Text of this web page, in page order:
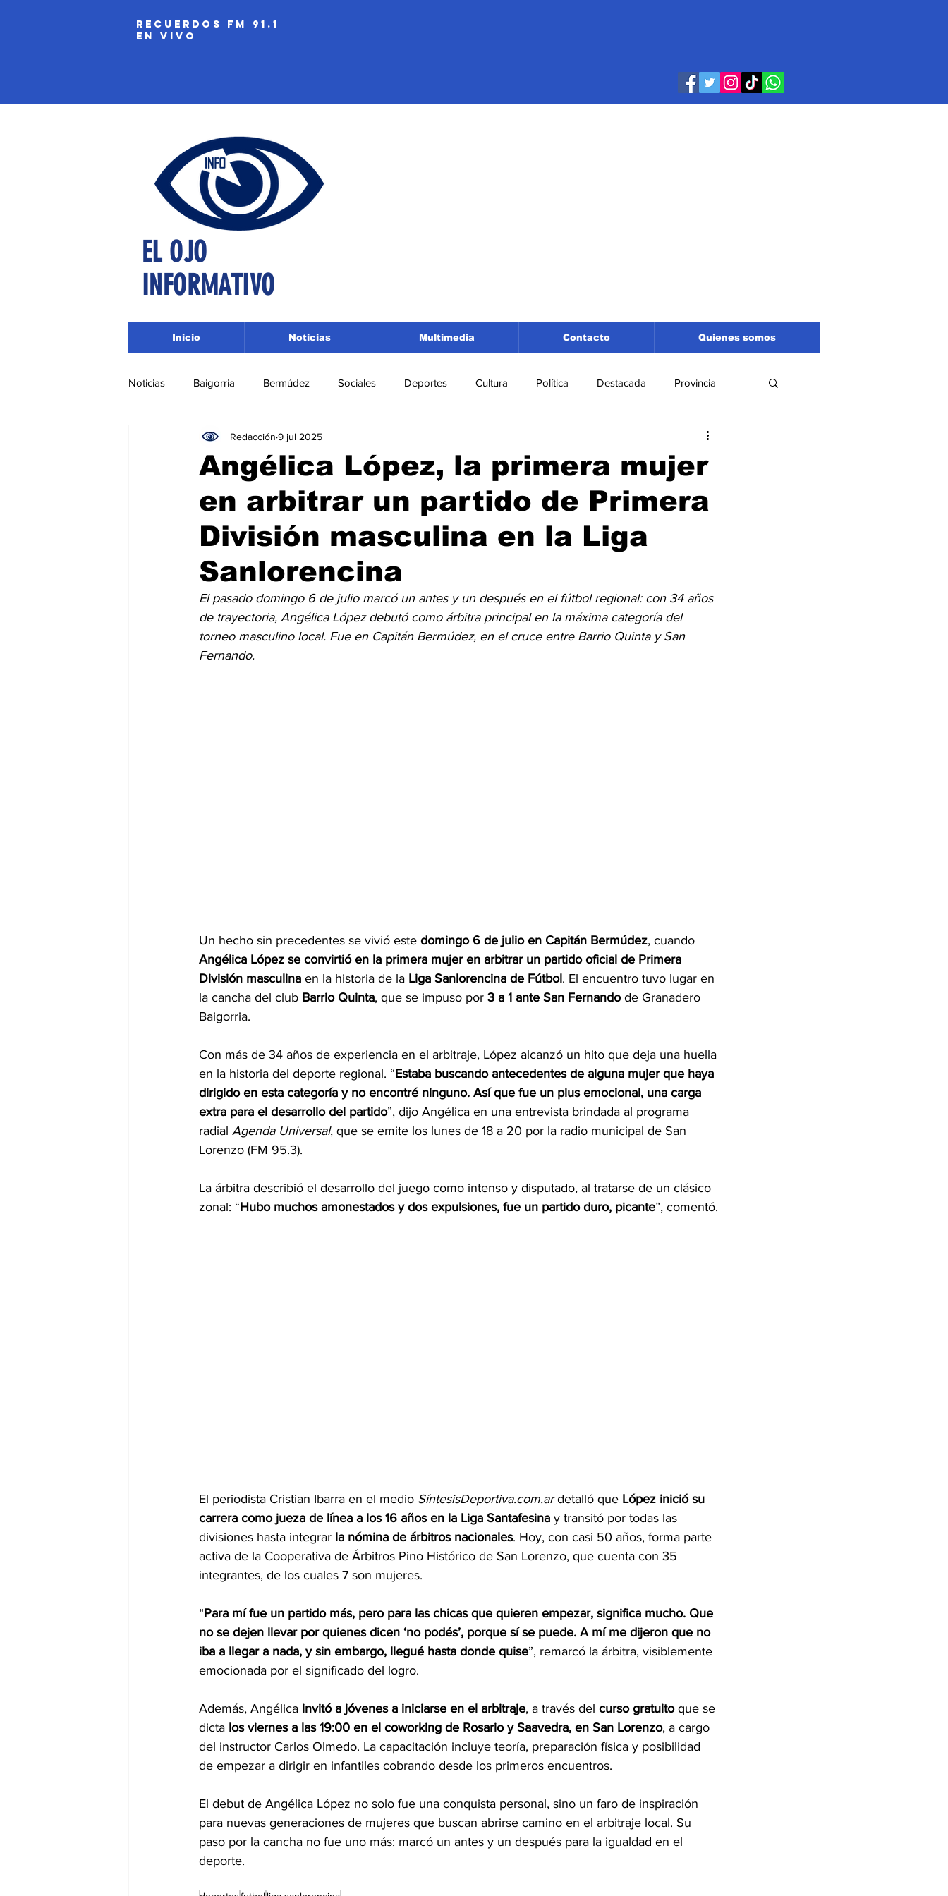
recuerdos fm 91.1
EN VIVO
EL OJO
INFORMATIVO
Inicio Noticias Multimedia Contacto Quienes somos
Noticias Baigorria Bermúdez Sociales Deportes Cultura Política Destacada Provincia
Nacionales Beltrán San Lorenzo Santa Fe
Roldán Departamento San Lorenzo Pujato Turismo Economía Liga Sanlorencina
Espectáculos
Medioambiente
Angélica López, la primera mujer
en arbitrar un partido de Primera
División masculina en la Liga
Sanlorencina
Redacción 9 jul 2025
El pasado domingo 6 de julio marcó un antes y un después en el fútbol regional: con 34 años
de trayectoria, Angélica López debutó como árbitra principal en la máxima categoría del
torneo masculino local. Fue en Capitán Bermúdez, en el cruce entre Barrio Quinta y San
Fernando.
Un hecho sin precedentes se vivió este domingo 6 de julio en Capitán Bermúdez, cuando
Angélica López se convirtió en la primera mujer en arbitrar un partido oficial de Primera
División masculina en la historia de la Liga Sanlorencina de Fútbol. El encuentro tuvo lugar en
la cancha del club Barrio Quinta, que se impuso por 3 a 1 ante San Fernando de Granadero
Baigorria.
Con más de 34 años de experiencia en el arbitraje, López alcanzó un hito que deja una huella
en la historia del deporte regional. “Estaba buscando antecedentes de alguna mujer que haya
dirigido en esta categoría y no encontré ninguno. Así que fue un plus emocional, una carga
extra para el desarrollo del partido”, dijo Angélica en una entrevista brindada al programa
radial Agenda Universal, que se emite los lunes de 18 a 20 por la radio municipal de San
Lorenzo (FM 95.3).
La árbitra describió el desarrollo del juego como intenso y disputado, al tratarse de un clásico
zonal: “Hubo muchos amonestados y dos expulsiones, fue un partido duro, picante”, comentó.
El periodista Cristian Ibarra en el medio SíntesisDeportiva.com.ar detalló que López inició su
carrera como jueza de línea a los 16 años en la Liga Santafesina y transitó por todas las
divisiones hasta integrar la nómina de árbitros nacionales. Hoy, con casi 50 años, forma parte
activa de la Cooperativa de Árbitros Pino Histórico de San Lorenzo, que cuenta con 35
integrantes, de los cuales 7 son mujeres.
“Para mí fue un partido más, pero para las chicas que quieren empezar, significa mucho. Que
no se dejen llevar por quienes dicen ‘no podés’, porque sí se puede. A mí me dijeron que no
iba a llegar a nada, y sin embargo, llegué hasta donde quise”, remarcó la árbitra, visiblemente
emocionada por el significado del logro.
Además, Angélica invitó a jóvenes a iniciarse en el arbitraje, a través del curso gratuito que se
dicta los viernes a las 19:00 en el coworking de Rosario y Saavedra, en San Lorenzo, a cargo
del instructor Carlos Olmedo. La capacitación incluye teoría, preparación física y posibilidad
de empezar a dirigir en infantiles cobrando desde los primeros encuentros.
El debut de Angélica López no solo fue una conquista personal, sino un faro de inspiración
para nuevas generaciones de mujeres que buscan abrirse camino en el arbitraje local. Su
paso por la cancha no fue uno más: marcó un antes y un después para la igualdad en el
deporte.